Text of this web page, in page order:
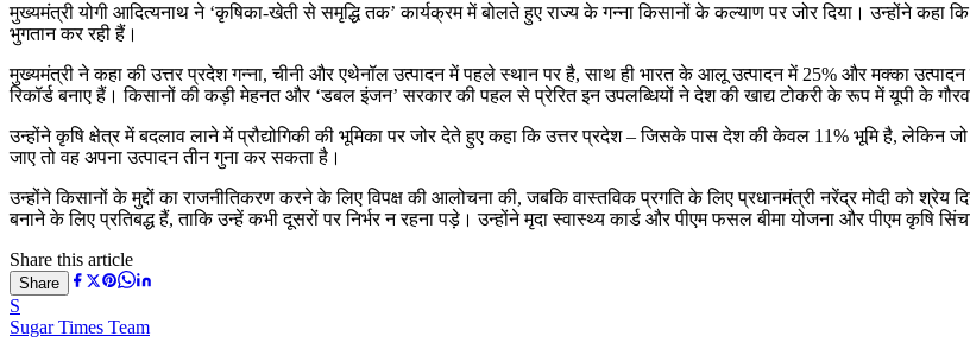
मुख्यमंत्री योगी आदित्यनाथ ने ‘कृषिका-खेती से समृद्धि तक’ कार्यक्रम में बोलते हुए राज्य के गन्ना किसानों के कल्याण पर जोर दिया। उन्होंने कहा
भुगतान कर रही हैं।
मुख्यमंत्री ने कहा की उत्तर प्रदेश गन्ना, चीनी और एथेनॉल उत्पादन में पहले स्थान पर है, साथ ही भारत के आलू उत्पादन में 25% और मक्का
रिकॉर्ड बनाए हैं। किसानों की कड़ी मेहनत और ‘डबल इंजन’ सरकार की पहल से प्रेरित इन उपलब्धियों ने देश की खाद्य टोकरी के रूप में यूपी के
उन्होंने कृषि क्षेत्र में बदलाव लाने में प्रौद्योगिकी की भूमिका पर जोर देते हुए कहा कि उत्तर प्रदेश – जिसके पास देश की केवल 11% भूमि है, लेकिन
जाए तो वह अपना उत्पादन तीन गुना कर सकता है।
उन्होंने किसानों के मुद्दों का राजनीतिकरण करने के लिए विपक्ष की आलोचना की, जबकि वास्तविक प्रगति के लिए प्रधानमंत्री नरेंद्र मोदी को
बनाने के लिए प्रतिबद्ध हैं, ताकि उन्हें कभी दूसरों पर निर्भर न रहना पड़े। उन्होंने मृदा स्वास्थ्य कार्ड और पीएम फसल बीमा योजना और पीएम
Share this article
Share
S
Sugar Times Team